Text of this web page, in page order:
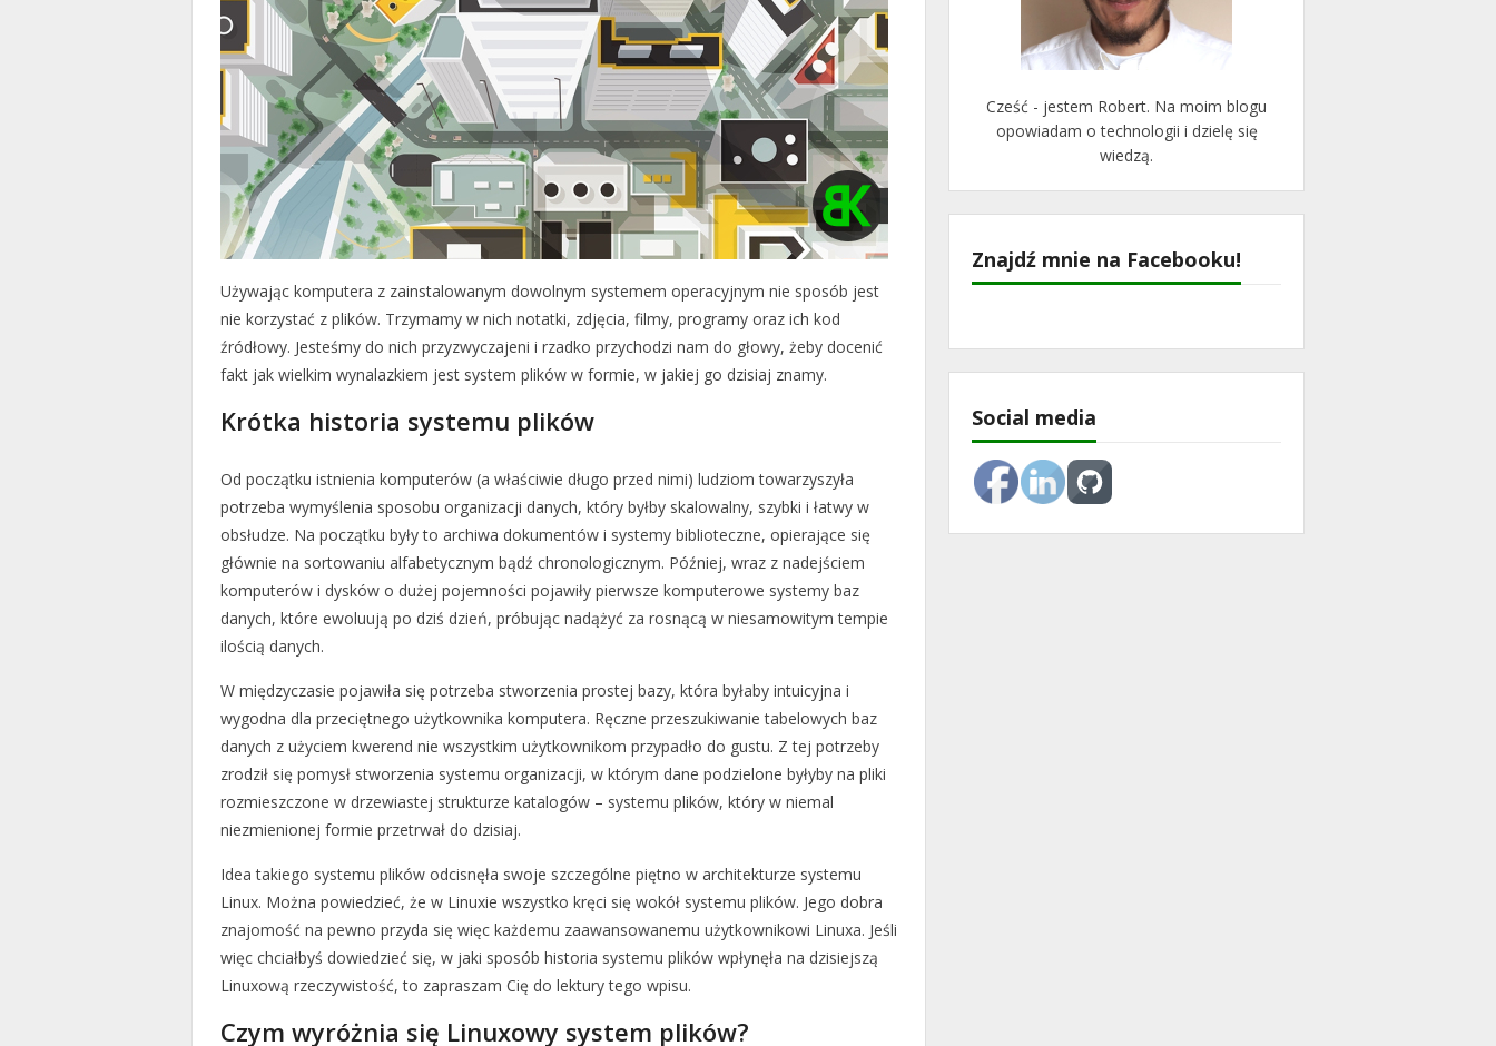
Używając komputera z zainstalowanym dowolnym systemem operacyjnym nie sposób jest
nie korzystać z plików. Trzymamy w nich notatki, zdjęcia, filmy, programy oraz ich kod
źródłowy. Jesteśmy do nich przyzwyczajeni i rzadko przychodzi nam do głowy, żeby docenić
fakt jak wielkim wynalazkiem jest system plików w formie, w jakiej go dzisiaj znamy.
Krótka historia systemu plików
Od początku istnienia komputerów (a właściwie długo przed nimi) ludziom towarzyszyła
potrzeba wymyślenia sposobu organizacji danych, który byłby skalowalny, szybki i łatwy w
obsłudze. Na początku były to archiwa dokumentów i systemy biblioteczne, opierające się
głównie na sortowaniu alfabetycznym bądź chronologicznym. Później, wraz z nadejściem
komputerów i dysków o dużej pojemności pojawiły pierwsze komputerowe systemy baz
danych, które ewoluują po dziś dzień, próbując nadążyć za rosnącą w niesamowitym tempie
ilością danych.
W międzyczasie pojawiła się potrzeba stworzenia prostej bazy, która byłaby intuicyjna i
wygodna dla przeciętnego użytkownika komputera. Ręczne przeszukiwanie tabelowych baz
danych z użyciem kwerend nie wszystkim użytkownikom przypadło do gustu. Z tej potrzeby
zrodził się pomysł stworzenia systemu organizacji, w którym dane podzielone byłyby na pliki
rozmieszczone w drzewiastej strukturze katalogów – systemu plików, który w niemal
niezmienionej formie przetrwał do dzisiaj.
Idea takiego systemu plików odcisnęła swoje szczególne piętno w architekturze systemu
Linux. Można powiedzieć, że w Linuxie wszystko kręci się wokół systemu plików. Jego dobra
znajomość na pewno przyda się więc każdemu zaawansowanemu użytkownikowi Linuxa. Jeśli
więc chciałbyś dowiedzieć się, w jaki sposób historia systemu plików wpłynęła na dzisiejszą
Linuxową rzeczywistość, to zapraszam Cię do lektury tego wpisu.
Czym wyróżnia się Linuxowy system plików?
Cześć - jestem Robert. Na moim blogu
opowiadam o technologii i dzielę się
wiedzą.
Znajdź mnie na Facebooku!
Social media